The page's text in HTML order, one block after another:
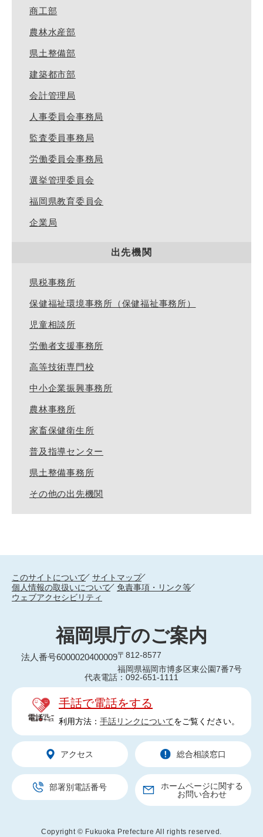
商工部
農林水産部
県土整備部
建築都市部
会計管理局
人事委員会事務局
監査委員事務局
労働委員会事務局
選挙管理委員会
福岡県教育委員会
企業局
出先機関
県税事務所
保健福祉環境事務所（保健福祉事務所）
児童相談所
労働者支援事務所
高等技術専門校
中小企業振興事務所
農林事務所
家畜保健衛生所
普及指導センター
県土整備事務所
その他の出先機関
このサイトについて
サイトマップ
個人情報の取扱いについて
免責事項・リンク等
ウェブアクセシビリティ
福岡県庁のご案内
法人番号6000020400009〒812-8577
福岡県福岡市博多区東公園7番7号
代表電話：092-651-1111
手話で電話をする
利用方法： 手話リンクについてをご覧ください。
アクセス 総合相談窓口
部署別電話番号
ホームページに関する
お問い合わせ
Copyright © Fukuoka Prefecture All rights reserved.